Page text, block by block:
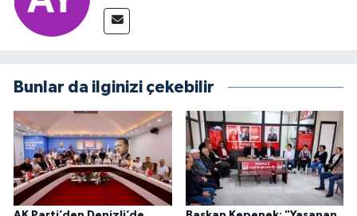
Bunlar da ilginizi çekebilir